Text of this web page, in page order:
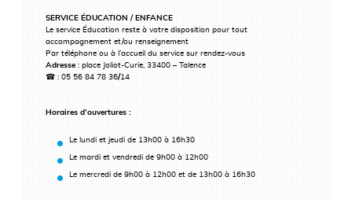
SERVICE ÉDUCATION / ENFANCE
Le service Éducation reste à votre disposition pour tout
accompagnement et/ou renseignement
Par téléphone ou à l’accueil du service sur rendez-vous
Adresse : place Joliot-Curie, 33400 – Talence
☎ : 05 56 84 78 36/14
Horaires d’ouvertures :
Le lundi et jeudi de 13h00 à 16h30
Le mardi et vendredi de 9h00 à 12h00
Le mercredi de 9h00 à 12h00 et de 13h00 à 16h30